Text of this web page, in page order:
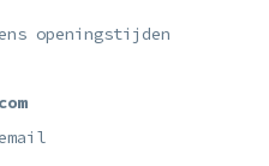
openingstijden